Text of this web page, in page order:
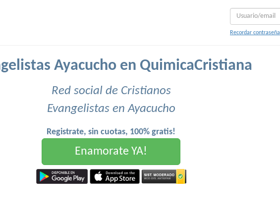
Recordar contraseña
Ayacucho en QuimicaCristiana
Red social de Cristianos
Evangelistas en Ayacucho
Registrate, sin cuotas, 100% gratis!
Enamorate YA!